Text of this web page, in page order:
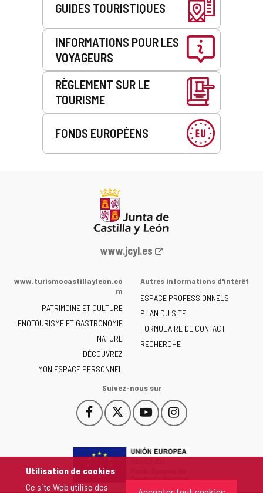
Utilisation de cookies
Ce site Web utilise des
GUIDES TOURISTIQUES
INFORMATIONS POUR LES
VOYAGEURS
RÈGLEMENT SUR LE
TOURISME
FONDS EUROPÉENS
Portail
la
de
Castilla
y
León
-
www.jcyl.es
www.turismocastillayleon.co
m
PATRIMOINE ET CULTURE
ENOTOURISME ET GASTRONOMIE
NATURE
DÉCOUVREZ
MON ESPACE PERSONNEL
Autres informations d'intérêt
ESPACE PROFESSIONNELS
PLAN DU SITE
FORMULAIRE DE CONTACT
RECHERCHE
Suivez-nous sur
Facebook
Este
enlace
abrirá
una
ventana
Este
enlace
abrirá
ventana
YouTube
Este
enlace
abrirá
ventana
Instagram
Este
enlace
abrirá
ventana